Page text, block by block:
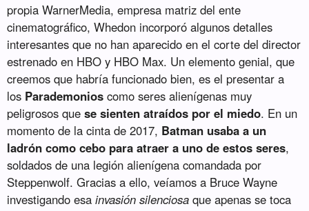
propia WarnerMedia, empresa matriz del ente
cinematográfico, Whedon incorporó algunos detalles
interesantes que no han aparecido en el corte del director
estrenado en HBO y HBO Max. Un elemento genial, que
creemos que habría funcionado bien, es el presentar a
los Parademonios como seres alienígenas muy
peligrosos quese sienten atraídos por el miedo. En un
momento de la cinta de 2017, Batman usaba a un
ladrón como cebo para atraer a uno de estos seres,
soldados de una legión alienígena comandada por
Steppenwolf. Gracias a ello, veíamos a Bruce Wayne
investigando esainvasión silenciosa que apenas se toca